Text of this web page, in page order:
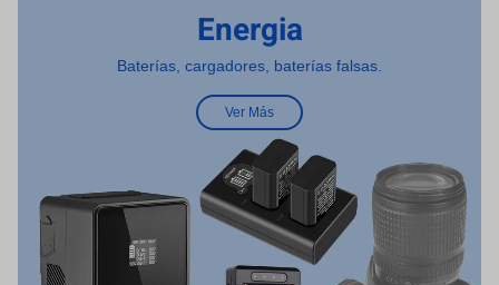
Energia
Baterías, cargadores, baterías falsas.
Ver Más